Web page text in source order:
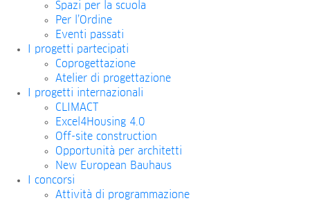
Spazi per la scuola
Per l’Ordine
Eventi passati
I progetti partecipati
Coprogettazione
Atelier di progettazione
I progetti internazionali
CLIMACT
Excel4Housing 4.0
Off-site construction
Opportunità per architetti
New European Bauhaus
I concorsi
Attività di programmazione